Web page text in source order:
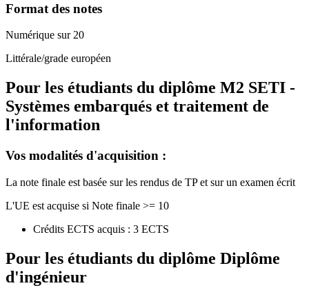
Format des notes
Numérique sur 20
Littérale/grade européen
Pour les étudiants du diplôme M2 SETI -
Systèmes embarqués et traitement de
l'information
Vos modalités d'acquisition :
La note finale est basée sur les rendus de TP et sur un examen écrit
L'UE est acquise si Note finale >= 10
Crédits ECTS acquis : 3 ECTS
Pour les étudiants du diplôme Diplôme
d'ingénieur